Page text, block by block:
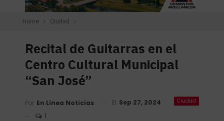
Home Ciudad
Recital de Guitarras en el
Centro Cultural Municipal
“San José”
Ciudad
Por En Linea Noticias El Sep 27, 2024
1